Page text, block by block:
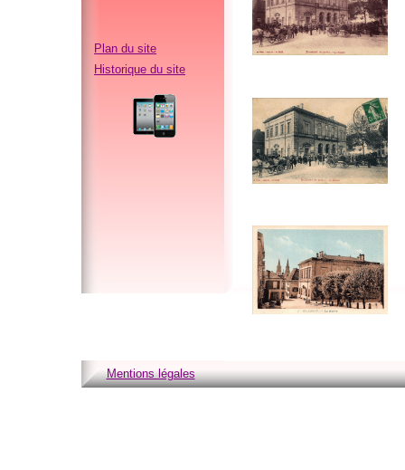
Plan du site
Historique du site
Mentions légales